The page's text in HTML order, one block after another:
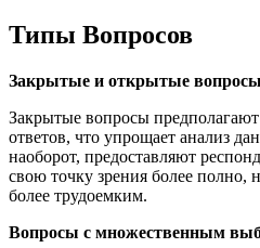
Типы Вопросов
Закрытые и открытые вопросы
Закрытые вопросы
ответов, что упрощает анализ
наоборот, предоставляют
свою точку зрения более полно,
более трудоемким.
Вопросы с множественным